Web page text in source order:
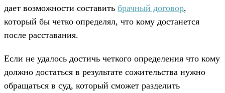
дает возможности составить брачный договор,
который бы четко определял, что кому достанется
после расставания.
Если не удалось достичь четкого определения что кому
должно достаться в результате сожительства нужно
обращаться в суд, который сможет разделить